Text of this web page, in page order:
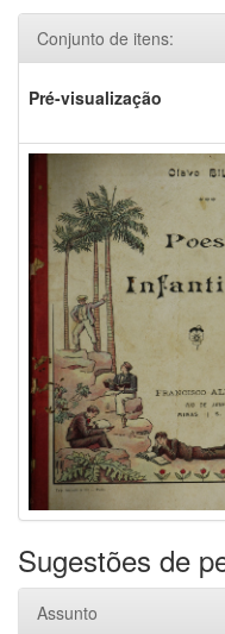
Conjunto de itens:
Pré-visualização
Sugestões de
Assunto